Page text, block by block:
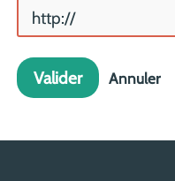
Valider Annuler